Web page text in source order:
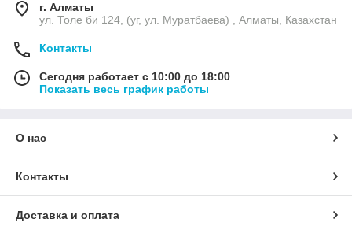
г. Алматы
ул. Толе би 124, (уг, ул. Муратбаева) , Алматы, Казахстан
Контакты
Сегодня работает с 10:00 до 18:00
Показать весь график работы
О нас
Контакты
Доставка и оплата